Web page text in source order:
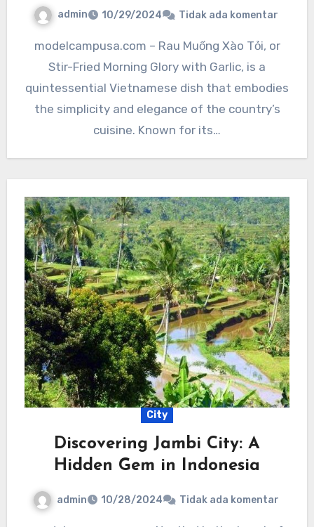
admin 10/29/2024 Tidak ada komentar
modelcampusa.com – Rau Muống Xào Tỏi, or
Stir-Fried Morning Glory with Garlic, is a
quintessential Vietnamese dish that embodies
the simplicity and elegance of the country’s
cuisine. Known for its…
City
Discovering Jambi City: A
Hidden Gem in Indonesia
admin 10/28/2024 Tidak ada komentar